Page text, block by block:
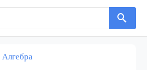
Алгебра